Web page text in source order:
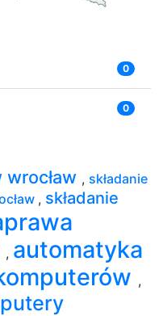
0
0
wrocław , składanie
, składanie
, automatyka
,